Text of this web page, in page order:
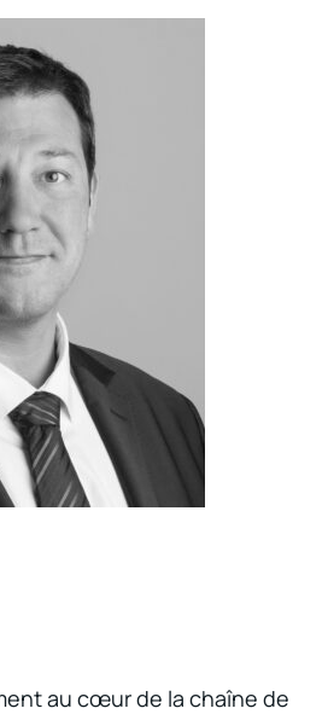
au cœur de la chaîne de